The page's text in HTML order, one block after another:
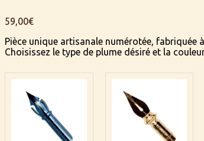
59,00€
Pièce unique artisanale numérotée, fabriquée
Choisissez le type de plume désiré et la